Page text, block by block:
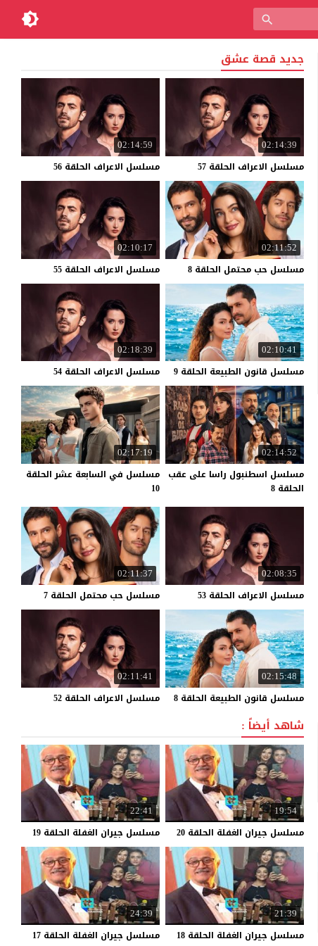
جديد قصة عشق
02:14:39
مسلسل الاعراف الحلقة 57
02:14:59
مسلسل الاعراف الحلقة 56
02:11:52
مسلسل حب محتمل الحلقة 8
02:10:17
مسلسل الاعراف الحلقة 55
02:10:41
مسلسل قانون الطبيعة الحلقة 9
02:18:39
مسلسل الاعراف الحلقة 54
02:14:52
مسلسل اسطنبول راسا على عقب
الحلقة 8
02:17:19
مسلسل في السابعة عشر الحلقة
10
02:08:35
مسلسل الاعراف الحلقة 53
02:11:37
مسلسل حب محتمل الحلقة 7
02:15:48
مسلسل قانون الطبيعة الحلقة 8
02:11:41
مسلسل الاعراف الحلقة 52
شاهد أيضاً :
19:54
مسلسل جيران الغفلة الحلقة 20
22:41
مسلسل جيران الغفلة الحلقة 19
21:39
مسلسل جيران الغفلة الحلقة 18
24:39
مسلسل جيران الغفلة الحلقة 17